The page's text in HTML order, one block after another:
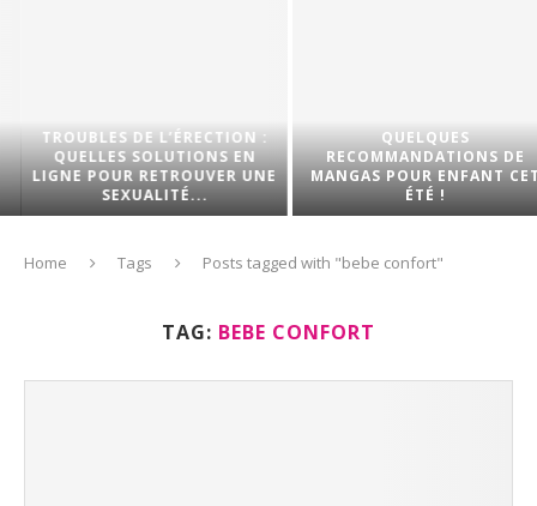
TROUBLES DE L’ÉRECTION :
QUELLES SOLUTIONS EN
LIGNE POUR RETROUVER UNE
SEXUALITÉ...
QUELQUES
RECOMMANDATIONS DE
MANGAS POUR ENFANT CET
ÉTÉ !
Home Tags Posts tagged with "bebe confort"
TAG: BEBE CONFORT